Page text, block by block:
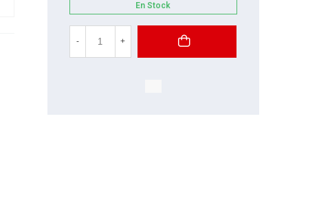
En Stock
- +